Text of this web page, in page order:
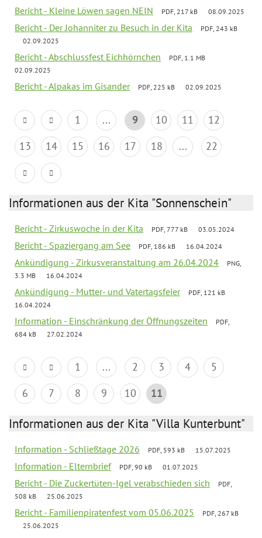
Bericht - Kleine Löwen sagen NEIN PDF, 217 kB 08.09.2025
Bericht - Der Johanniter zu Besuch in der Kita
PDF, 243 kB
02.09.2025
Bericht - Abschlussfest Eichhörnchen
PDF, 1.1 MB
02.09.2025
Bericht - Alpakas im Gisander PDF, 225 kB 02.09.2025
1 ... 9 10 11
12
13
14 15 16 17 18 ... 22
Informationen aus der Kita "Sonnenschein"
Bericht - Zirkuswoche in der Kita PDF, 777 kB 03.05.2024
Bericht - Spaziergang am See PDF, 186 kB 16.04.2024
Ankündigung - Zirkusveranstaltung am 26.04.2024
PNG,
3.3 MB
16.04.2024
Ankündigung - Mutter- und Vatertagsfeier
PDF, 121 kB
16.04.2024
Information - Einschränkung der Öffnungszeiten
PDF,
684 kB
27.02.2024
1 ... 2 3 4
5
6
7 8 9 10 11
Informationen aus der Kita "Villa Kunterbunt"
Information - Schließtage 2026 PDF, 593 kB 15.07.2025
Information - Elternbrief PDF, 90 kB 01.07.2025
Bericht - Die Zuckertüten-Igel verabschieden sich
PDF,
508 kB
25.06.2025
Bericht - Familienpiratenfest vom 05.06.2025
PDF, 267 kB
25.06.2025